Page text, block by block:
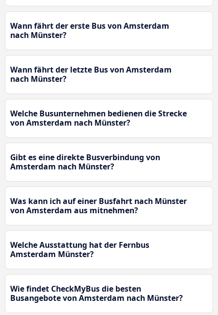
Wann fährt der erste Bus von Amsterdam
nach Münster?
Wann fährt der letzte Bus von Amsterdam
nach Münster?
Welche Busunternehmen bedienen die Strecke
von Amsterdam nach Münster?
Gibt es eine direkte Busverbindung von
Amsterdam nach Münster?
Was kann ich auf einer Busfahrt nach Münster
von Amsterdam aus mitnehmen?
Welche Ausstattung hat der Fernbus
Amsterdam Münster?
Wie findet CheckMyBus die besten
Busangebote von Amsterdam nach Münster?